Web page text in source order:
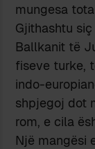
mungesa
Gjithashtu
Ballkanit të
fiseve turke,
indo-
shpjegoj dot
rom, e cila
Një mangësi